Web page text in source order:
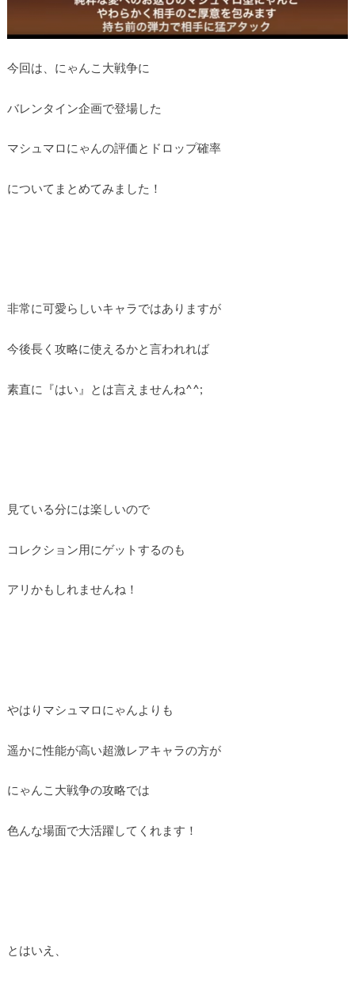
今回は、にゃんこ大戦争に
バレンタイン企画で登場した
マシュマロにゃんの評価とドロップ確率
についてまとめてみました！
非常に可愛らしいキャラではありますが
今後長く攻略に使えるかと言われれば
素直に『はい』とは言えませんね^^;
見ている分には楽しいので
コレクション用にゲットするのも
アリかもしれませんね！
やはりマシュマロにゃんよりも
遥かに性能が高い超激レアキャラの方が
にゃんこ大戦争の攻略では
色んな場面で大活躍してくれます！
とはいえ、